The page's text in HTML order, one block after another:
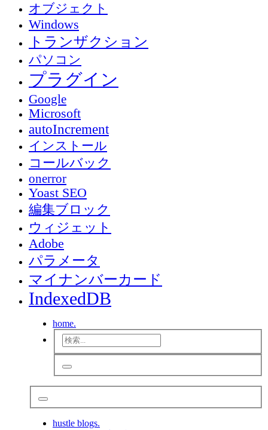
オブジェクト
Windows
トランザクション
パソコン
プラグイン
Google
Microsoft
autoIncrement
インストール
コールバック
onerror
Yoast SEO
編集ブロック
ウィジェット
Adobe
パラメータ
マイナンバーカード
IndexedDB
home.
hustle blogs.